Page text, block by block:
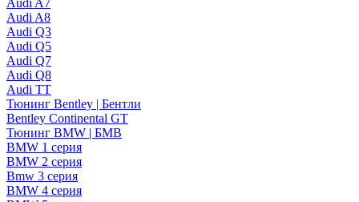
Audi A7
Audi A8
Audi Q3
Audi Q5
Audi Q7
Audi Q8
Audi TT
Тюнинг Bentley | Бентли
Bentley Continental GT
Тюнинг BMW | БМВ
BMW 1 серия
BMW 2 серия
Bmw 3 серия
BMW 4 серия